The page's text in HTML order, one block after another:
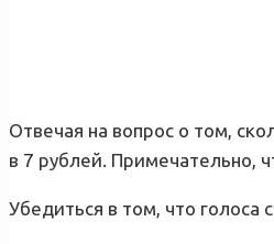
Отвечая на вопрос о том,
в 7 рублей. Примечательно,
Убедиться в том, что